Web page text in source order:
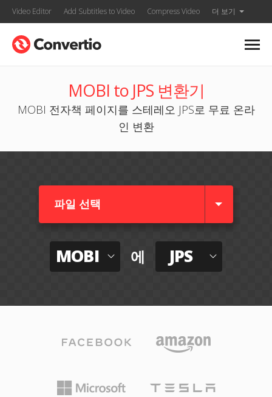
Video Editor Add Subtitles to Video Compress Video 더 보기
MOBI to JPS 변환기
MOBI 전자책 페이지를 스테레오 JPS로 무료 온라
인 변환
파일 선택
MOBI 에 JPS